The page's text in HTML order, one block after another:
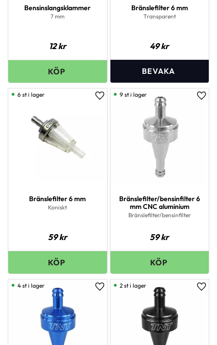
Bensinslangsklammer
7 mm
12kr
Bränslefilter 6 mm
Transparent
49kr
Bränslefilter 6 mm
Koniskt
59kr
Lägg till i favoriter
6 st i lager
Bränslefilter/bensinfilter 6
mm CNC aluminium
Bränslefilter/bensinfilter
59kr
9 st i lager
Lägg till i favoriter
4 st i lager 2 st i lager